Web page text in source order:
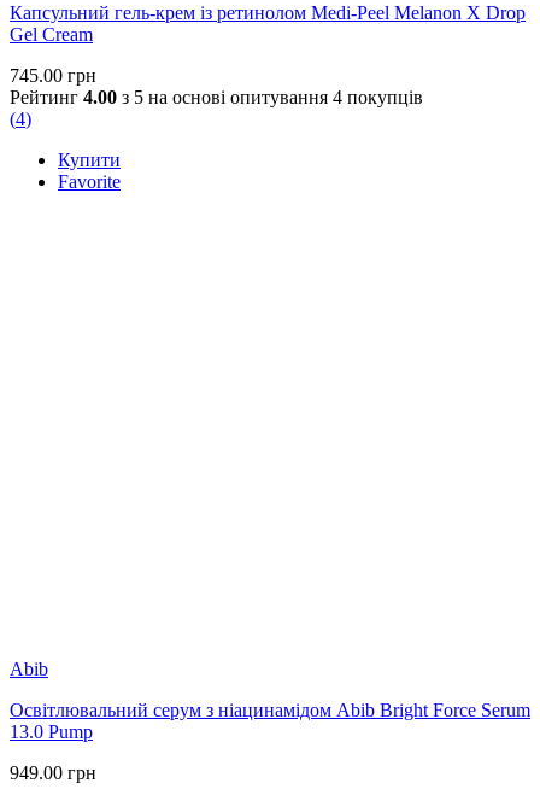
Капсульний гель-крем із ретинолом Medi-Peel Melanon X Drop
Gel Cream
745.00 грн
Рейтинг 4.00 з 5 на основі опитування 4 покупців
(4)
Купити
Favorite
Abib
Освітлювальний серум з ніацинамідом Abib Bright Force Serum
13.0 Pump
949.00 грн